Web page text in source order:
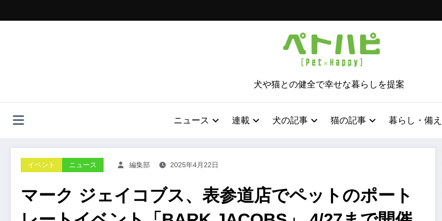
ッ
犬や猫との健全で幸せな暮らしを提案
ニュース 連載 犬の記事 猫の記事 暮らし・備え
イベント ニュース 編集部 2025年4月22日
マーク ジェイコブス、表参道店でペットのポート